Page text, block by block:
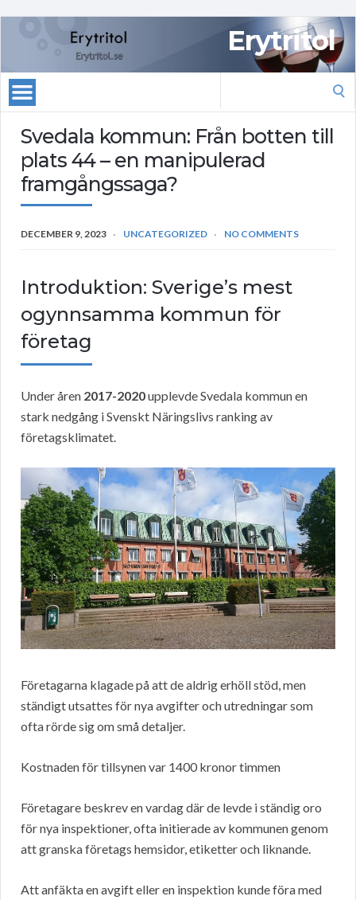
Erytritol
Svedala kommun: Från botten till
plats 44 – en manipulerad
framgångssaga?
DECEMBER 9, 2023 UNCATEGORIZED NO COMMENTS
Introduktion: Sverige’s mest
ogynnsamma kommun för
företag
Under åren 2017-2020upplevde Svedala kommun en
stark nedgång i Svenskt Näringslivs ranking av
företagsklimatet.
Företagarna klagade på att de aldrig erhöll stöd, men
ständigt utsattes för nya avgifter och utredningar som
ofta rörde sig om små detaljer.
Kostnaden för tillsynen var 1400 kronor timmen
Företagare beskrev en vardag där de levde i ständig oro
för nya inspektioner, ofta initierade av kommunen genom
att granska företags hemsidor, etiketter och liknande.
Att anfäkta en avgift eller en inspektion kunde föra med